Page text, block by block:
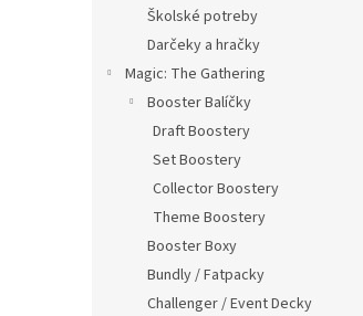
Školské potreby
Darčeky a hračky
Magic: The Gathering
Booster Balíčky
Draft Boostery
Set Boostery
Collector Boostery
Theme Boostery
Booster Boxy
Bundly / Fatpacky
Challenger / Event Decky